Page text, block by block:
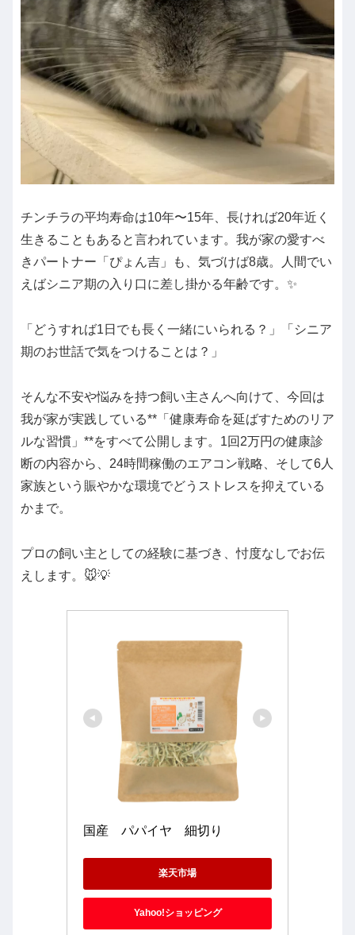
チンチラの平均寿命は10年〜15年、長ければ20年近く
生きることもあると言われています。我が家の愛すべ
きパートナー「ぴょん吉」も、気づけば8歳。人間でい
えばシニア期の入り口に差し掛かる年齢です。✨
「どうすれば1日でも長く一緒にいられる？」「シニア
期のお世話で気をつけることは？」
そんな不安や悩みを持つ飼い主さんへ向けて、今回は
我が家が実践している**「健康寿命を延ばすためのリア
ルな習慣」**をすべて公開します。1回2万円の健康診
断の内容から、24時間稼働のエアコン戦略、そして6人
家族という賑やかな環境でどうストレスを抑えている
かまで。
プロの飼い主としての経験に基づき、忖度なしでお伝
えします。🐭💡
国産　パパイヤ　細切り
楽天市場
Yahoo!ショッピング